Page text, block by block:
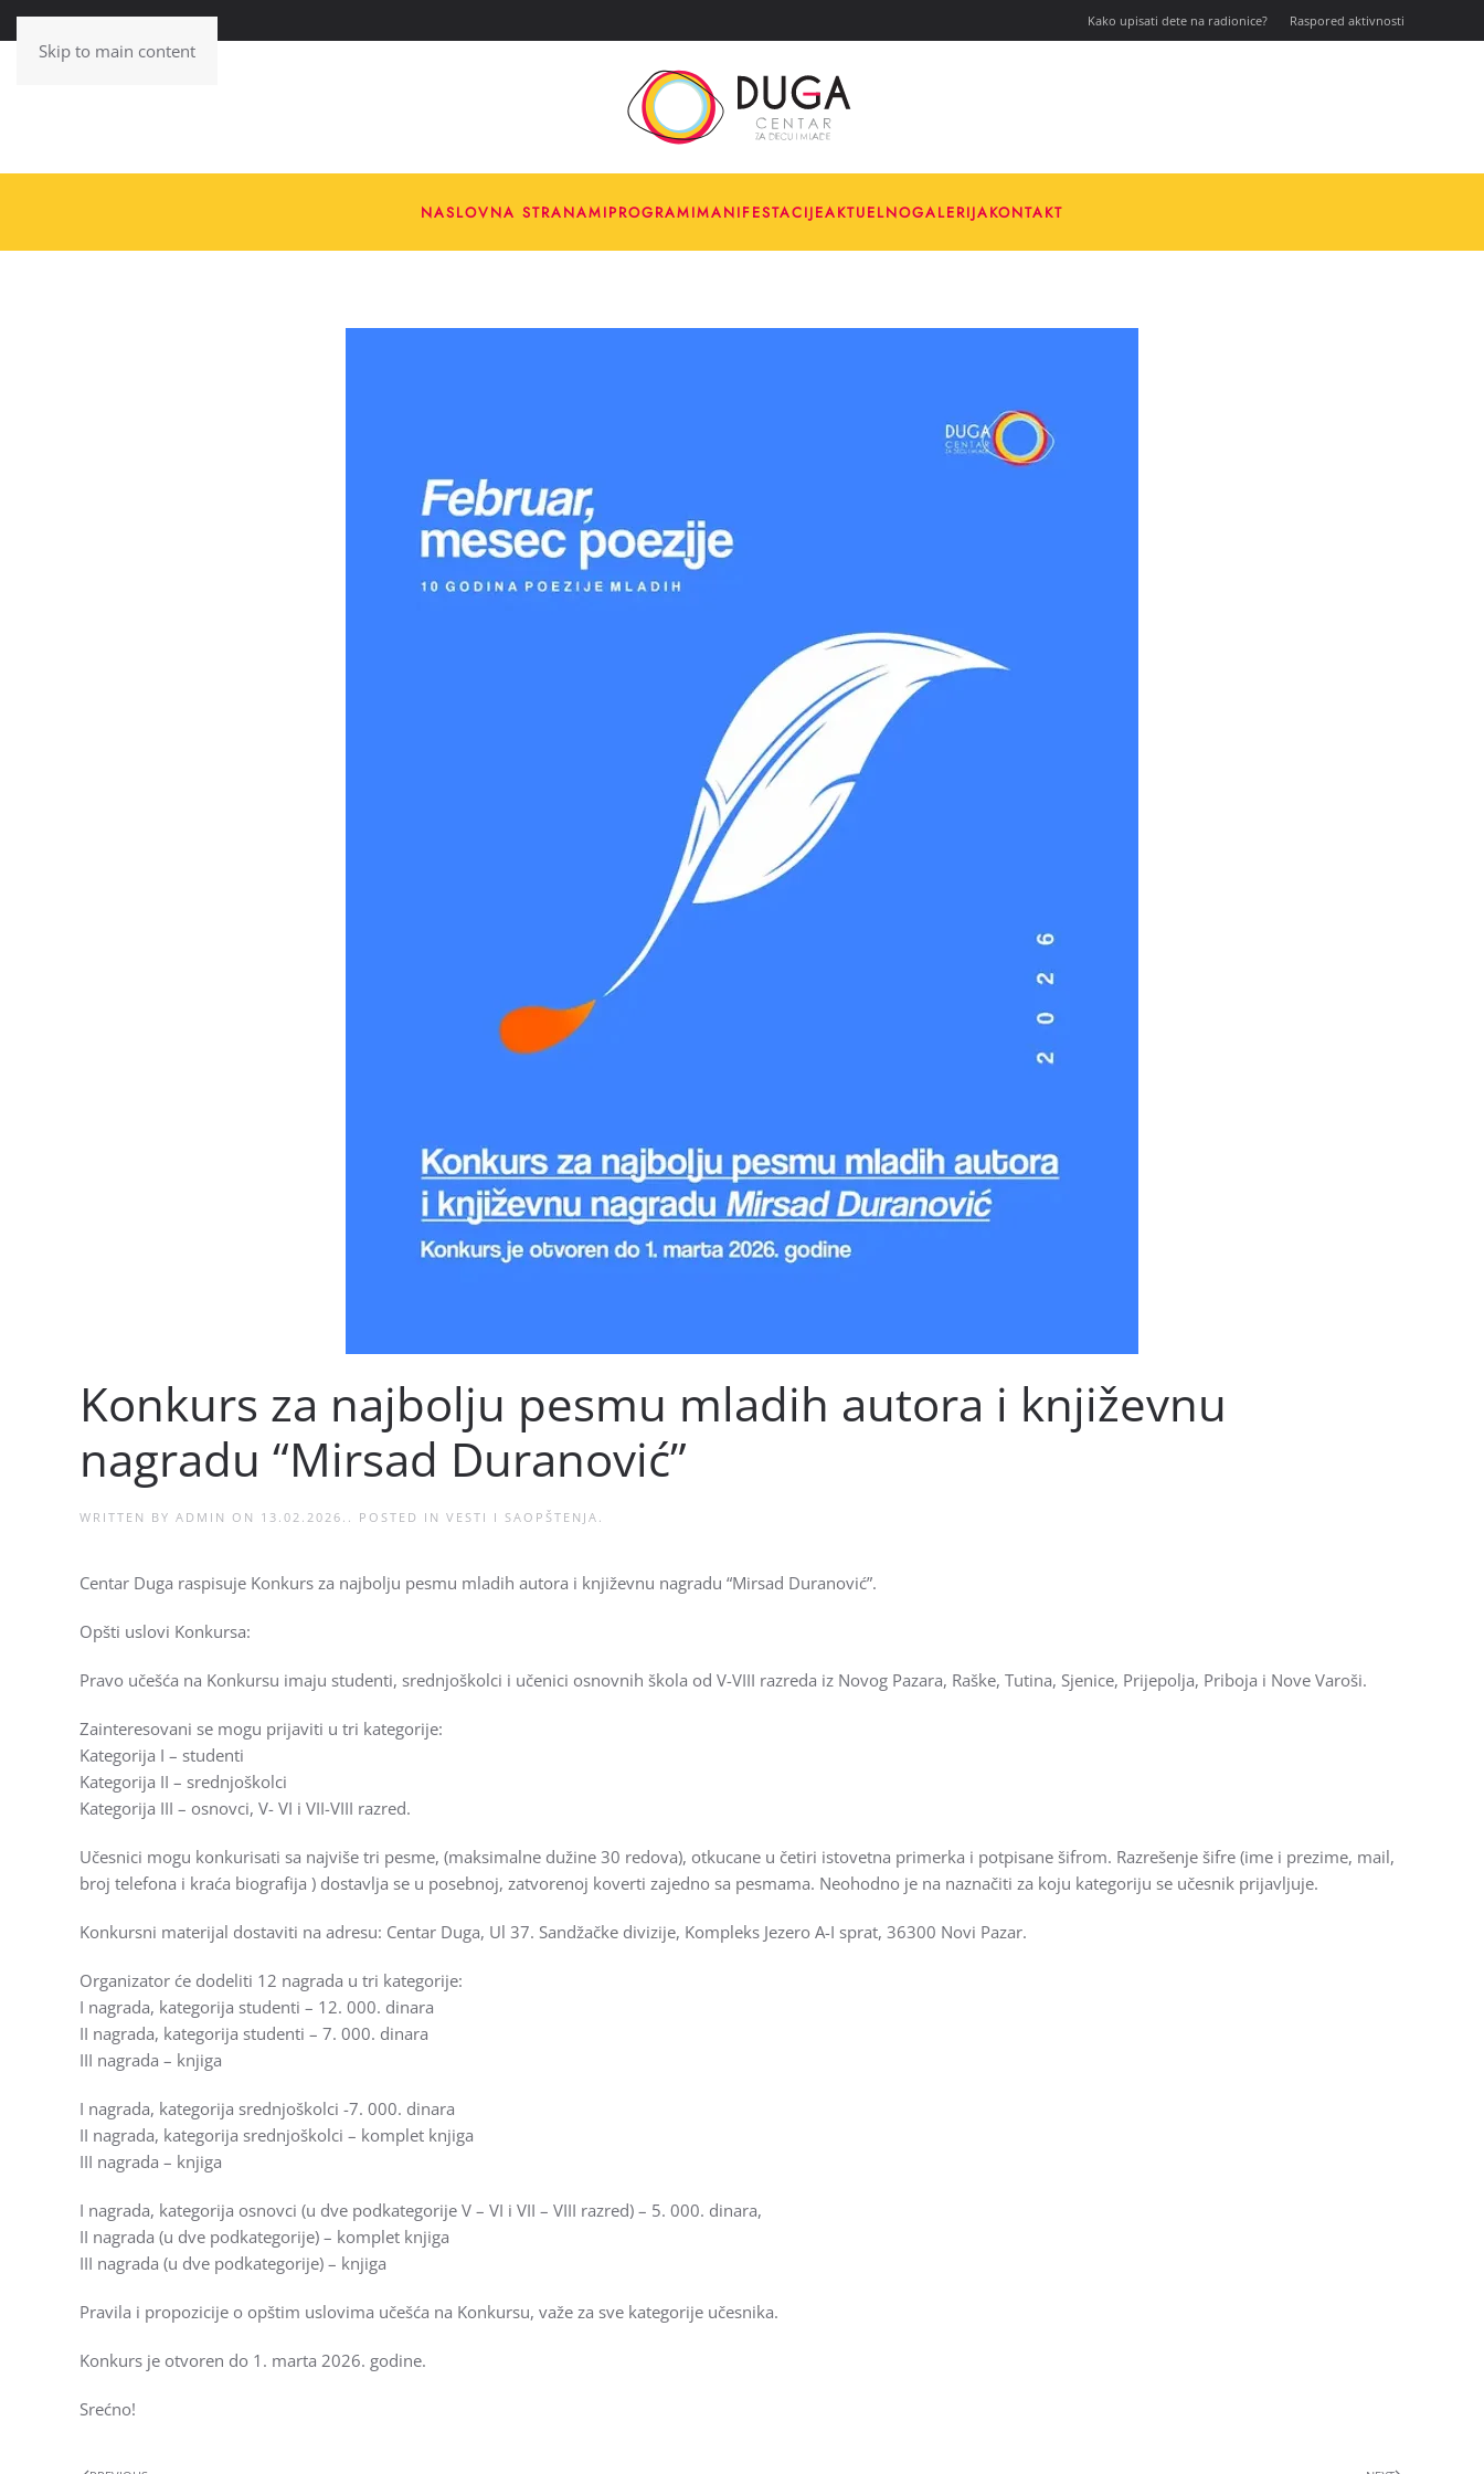
Skip to main content
Kako upisati dete na radionice? Raspored aktivnosti
NASLOVNA STRANAMIPROGRAMIMANIFESTACIJEAKTUELNOGALERIJAKONTAKT
Konkurs za najbolju pesmu mladih autora i književnu
nagradu “Mirsad Duranović”
WRITTEN BY ADMIN ON 13.02.2026. . POSTED IN VESTI I SAOPŠTENJA .
Centar Duga raspisuje Konkurs za najbolju pesmu mladih autora i književnu nagradu “Mirsad Duranović”.
Opšti uslovi Konkursa:
Pravo učešća na Konkursu imaju studenti, srednjoškolci i učenici osnovnih škola od V-VIII razreda iz Novog Pazara, Raške, Tutina, Sjenice, Prijepolja, Priboja i Nove Varoši.
Zainteresovani se mogu prijaviti u tri kategorije:
Kategorija I – studenti
Kategorija II – srednjoškolci
Kategorija III – osnovci, V- VI i VII-VIII razred.
Učesnici mogu konkurisati sa najviše tri pesme, (maksimalne dužine 30 redova), otkucane u četiri istovetna primerka i potpisane šifrom. Razrešenje šifre (ime i prezime, mail,
broj telefona i kraća biografija ) dostavlja se u posebnoj, zatvorenoj koverti zajedno sa pesmama. Neohodno je na naznačiti za koju kategoriju se učesnik prijavljuje.
Konkursni materijal dostaviti na adresu: Centar Duga, Ul 37. Sandžačke divizije, Kompleks Jezero A-I sprat, 36300 Novi Pazar.
Organizator će dodeliti 12 nagrada u tri kategorije:
I nagrada, kategorija studenti – 12. 000. dinara
II nagrada, kategorija studenti – 7. 000. dinara
III nagrada – knjiga
I nagrada, kategorija srednjoškolci -7. 000. dinara
II nagrada, kategorija srednjoškolci – komplet knjiga
III nagrada – knjiga
I nagrada, kategorija osnovci (u dve podkategorije V – VI i VII – VIII razred) – 5. 000. dinara,
II nagrada (u dve podkategorije) – komplet knjiga
III nagrada (u dve podkategorije) – knjiga
Pravila i propozicije o opštim uslovima učešća na Konkursu, važe za sve kategorije učesnika.
Konkurs je otvoren do 1. marta 2026. godine.
Srećno!